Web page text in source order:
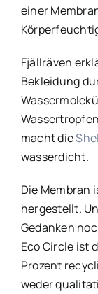
einer
Fjällräven
Bekleidung
macht die
wasserdicht.
Die Membran
hergestellt.
Gedanken
Eco Circle ist
Prozent
weder